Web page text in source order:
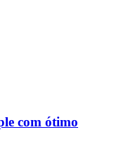
com ótimo